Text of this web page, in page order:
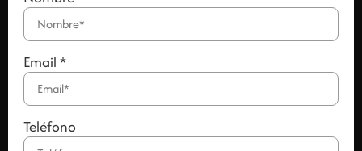
Email *
Teléfono